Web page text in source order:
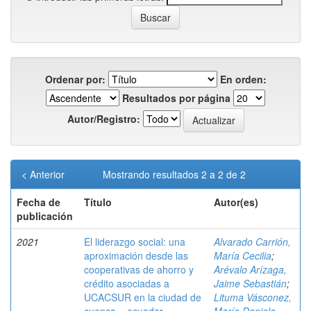
Ordenar por:
En orden:
Resultados por página
Autor/Registro:
Mostrando resultados 2 a 2 de 2
< Anterior
Fecha de
publicación
Título Autor(es)
2021
El liderazgo social: una
aproximación desde las
cooperativas de ahorro y
crédito asociadas a
UCACSUR en la ciudad de
Alvarado Carrión,
María Cecilia;
Arévalo Arízaga,
Jaime Sebastián;
Lituma Vásconez,